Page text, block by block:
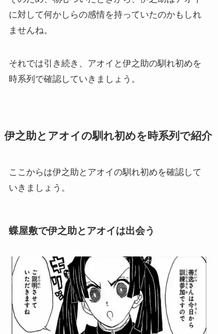
に対して何かしらの感情を持っていたのかもしれ
ませんね。
それでは引き続き、アオイと伊之助の馴れ初めを
時系列で確認していきましょう。
伊之助とアオイの馴れ初めを時系列で紹介
ここからは伊之助とアオイの馴れ初めを確認して
いきましょう。
蝶屋敷で伊之助とアオイは出会う